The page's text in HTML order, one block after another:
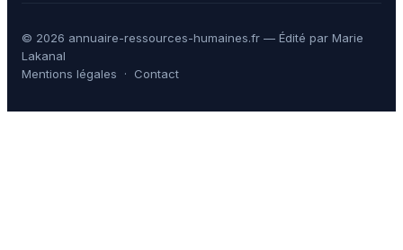
© 2026 annuaire-ressources-humaines.fr — Édité par Marie
Lakanal
Mentions légales · Contact